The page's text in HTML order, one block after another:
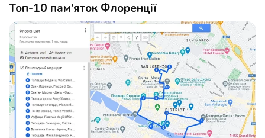
Топ-10 пам’яток Флоренції